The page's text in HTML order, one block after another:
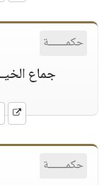
حكمــــــة
جماع
حكمــــــة